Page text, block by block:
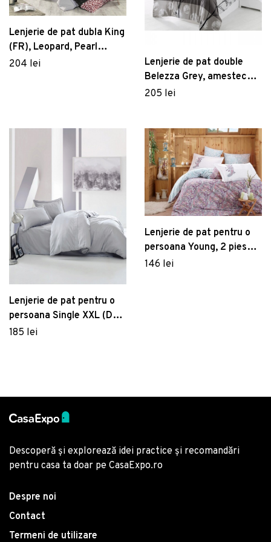
Lenjerie de pat dubla King
(FR), Leopard, Pearl
Home, Bumbac Ranforce
204 lei
Lenjerie de pat double
Belezza Grey, amestec
bumbac
205 lei
Lenjerie de pat pentru o
persoana Single XXL (DE),
Elegant - Grey, Cotton
185 lei
Lenjerie de pat pentru o
persoana Young, 2 piese,
135x200 cm, 100%
146 lei
Descoperă și explorează idei practice și recomandări
pentru casa ta doar pe CasaExpo.ro
Despre noi
Contact
Termeni de utilizare